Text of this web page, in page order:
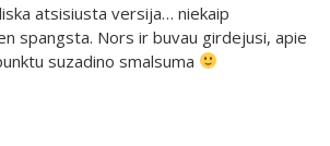
atsisiusta versija… niekaip
spangsta. Nors ir buvau girdejusi, apie
suzadino smalsuma